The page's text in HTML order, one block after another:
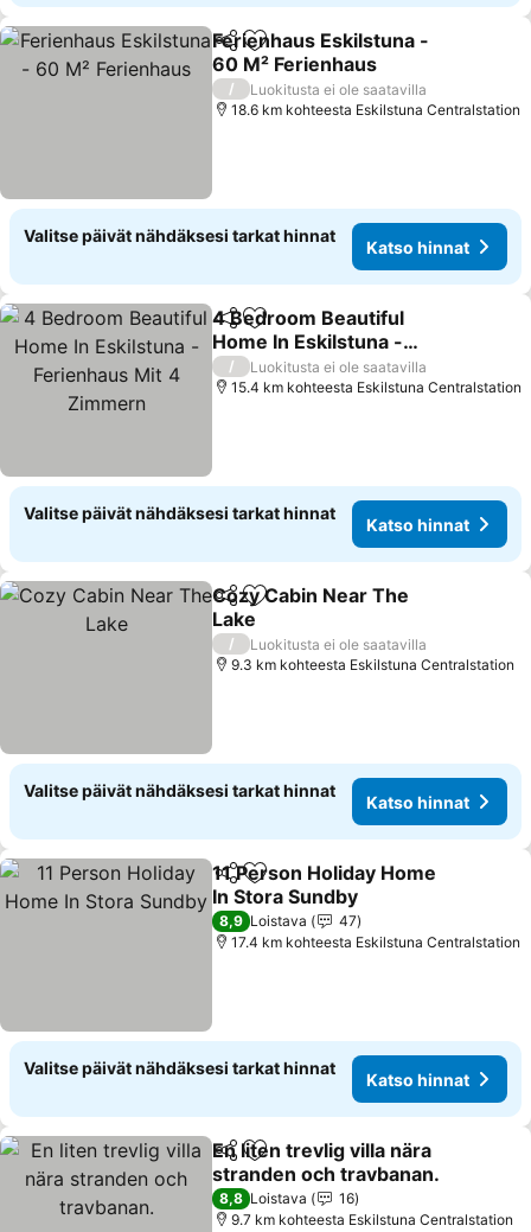
Jaa Lisää suosikkeihin
Ferienhaus Eskilstuna -
60 M² Ferienhaus
Katso hinnat
/
Luokitusta ei ole saatavilla
18.6 km kohteesta Eskilstuna Centralstation
Valitse päivät nähdäksesi tarkat hinnat
Katso hinnat
Jaa Lisää suosikkeihin
4 Bedroom Beautiful
Home In Eskilstuna -
Ferienhaus Mit 4
Zimmern
Katso hinnat
/
Luokitusta ei ole saatavilla
15.4 km kohteesta Eskilstuna Centralstation
Valitse päivät nähdäksesi tarkat hinnat
Katso hinnat
Jaa Lisää suosikkeihin
Cozy Cabin Near The
Lake
Katso hinnat
/
Luokitusta ei ole saatavilla
9.3 km kohteesta Eskilstuna Centralstation
Valitse päivät nähdäksesi tarkat hinnat
Katso hinnat
Jaa Lisää suosikkeihin
11 Person Holiday Home
In Stora Sundby
Katso hinnat
8,9 Loistava
47
17.4 km kohteesta Eskilstuna Centralstation
Valitse päivät nähdäksesi tarkat hinnat
Katso hinnat
Jaa Lisää suosikkeihin
En liten trevlig villa nära
stranden och travbanan.
Katso hinnat
8,8 Loistava
16
9.7 km kohteesta Eskilstuna Centralstation